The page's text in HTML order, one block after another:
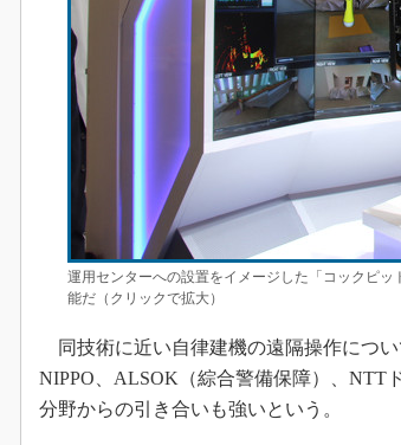
運用センターへの設置をイメージした「コックピ
能だ（クリックで拡大）
同技術に近い自律建機の遠隔操作につ
NIPPO、ALSOK（綜合警備保障）、NTT
分野からの引き合いも強いという。